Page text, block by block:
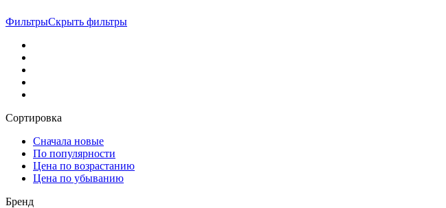
ФильтрыСкрыть фильтры
Сортировка
Сначала новые
По популярности
Цена по возрастанию
Цена по убыванию
Бренд